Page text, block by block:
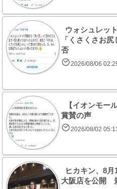
ウォシュレッ
「くさくさお
否
2026/08/06
【イオンモー
賞賛の声
2026/08/02
ヒカキン、8月
大阪店を公開